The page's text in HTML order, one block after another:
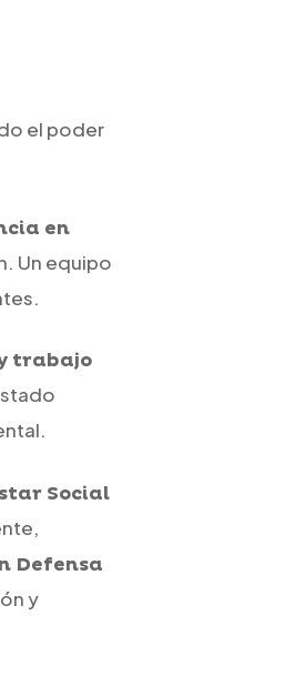
el poder
en
Un equipo
trabajo
Social
Defensa
y